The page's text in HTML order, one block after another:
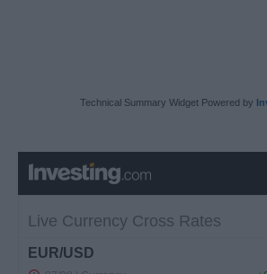
Technical Summary Widget Powered by